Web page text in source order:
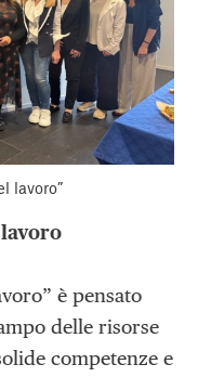
lavoro”
è pensato
delle risorse
competenze e